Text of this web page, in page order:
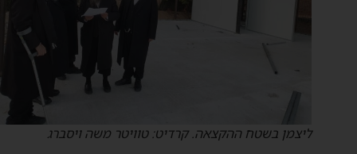
ליצמן בשטח ההקצאה. קרדיט: טוויטר משה ויסברג